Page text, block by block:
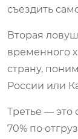
съездить
Вторая
временного
страну,
России или
Третье — это
70% по